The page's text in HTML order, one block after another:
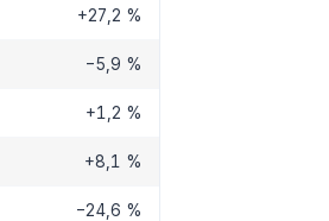
+27,2 %
−5,9 %
+1,2 %
+8,1 %
−24,6 %